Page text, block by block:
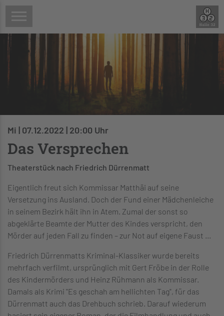
Mi | 07.12.2022 | 20:00 Uhr
Das Versprechen
Theaterstück nach Friedrich Dürrenmatt
Eigentlich freut sich Kommissar Matthäi auf seine
Versetzung ins Ausland. Doch der Fund einer Mädchenleiche
in seinem Bezirk hält ihn in Atem. Zumal der sonst so
abgeklärte Beamte der Mutter des Kindes verspricht, den
Mörder auf jeden Fall zu finden – zur Not auf eigene Faust ...
Friedrich Dürrenmatts Kriminal-Klassiker wurde bereits
mehrfach verfilmt, ursprünglich mit Gert Fröbe in der Rolle
des Kindermörders und Heinz Rühmann als Kommissar.
Damals als Krimi "Es geschah am hellichten Tag", für das
Dürrenmatt auch das Drehbuch schrieb. Darauf wiederum